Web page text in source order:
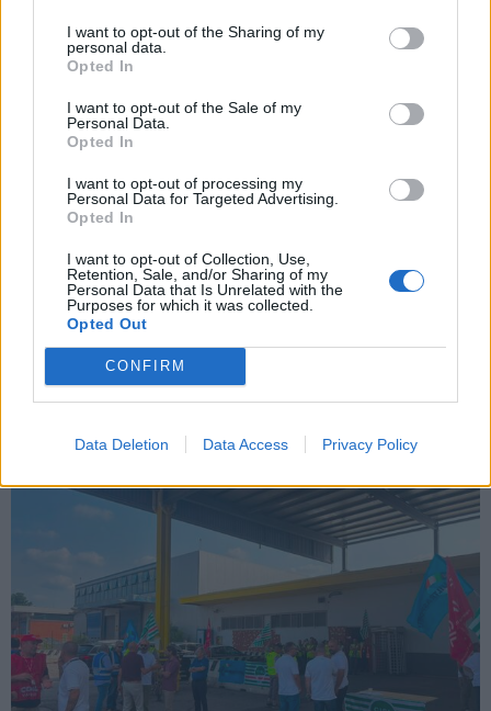
I want to opt-out of the Sharing of my
personal data.
Opted In
I want to opt-out of the Sale of my
Personal Data.
Opted In
I want to opt-out of processing my
Personal Data for Targeted Advertising.
Opted In
I want to opt-out of Collection, Use,
Retention, Sale, and/or Sharing of my
Personal Data that Is Unrelated with the
Purposes for which it was collected.
Opted Out
CONFIRM
Data Deletion Data Access Privacy Policy
L'OPERAZIONE
Sequestrate a Malpensa 8,5 tonnellate di
alimenti importati illegalmente nel
primo semestre del 2026